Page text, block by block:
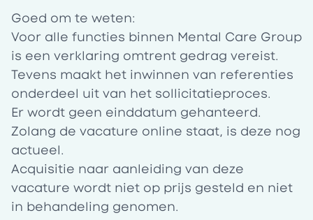
Goed om te weten:
Voor alle functies binnen Mental Care Group
is een verklaring omtrent gedrag vereist.
Tevens maakt het inwinnen van referenties
onderdeel uit van het sollicitatieproces.
Er wordt geen einddatum gehanteerd.
Zolang de vacature online staat, is deze nog
actueel.
Acquisitie naar aanleiding van deze
vacature wordt niet op prijs gesteld en niet
in behandeling genomen.